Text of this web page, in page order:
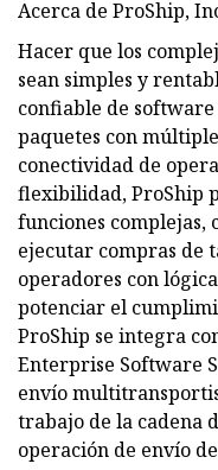
Acerca de ProShip,
Hacer que los
sean simples y
confiable de
paquetes con
conectividad de
flexibilidad, ProShip
funciones
ejecutar compras de
operadores con
potenciar el
ProShip se integra
Enterprise Software
envío
trabajo de la cadena
operación de envío